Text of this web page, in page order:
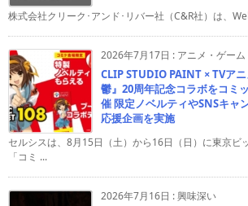
株式会社クリーク･アンド･リバー社（C&R社）は、
2026年7月17日 : アニメ・ゲーム
CLIP STUDIO PAINT × TVア
鬱』20周年記念コラボをコミ
催 限定ノベルティやSNSキャ
応援企画を実施
セルシスは、8月15日（土）から16日（日）に東京ビ
「コミ ...
2026年7月16日 :興味深い